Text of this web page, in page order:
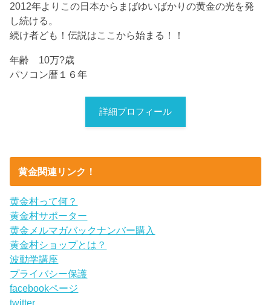
2012年よりこの日本からまばゆいばかりの黄金の光を発
し続ける。
続け者ども！伝説はここから始まる！！
年齢 10万?歳
パソコン暦１６年
詳細プロフィール
黄金関連リンク！
黄金村って何？
黄金村サポーター
黄金メルマガバックナンバー購入
黄金村ショップとは？
波動学講座
プライバシー保護
facebookページ
twitter